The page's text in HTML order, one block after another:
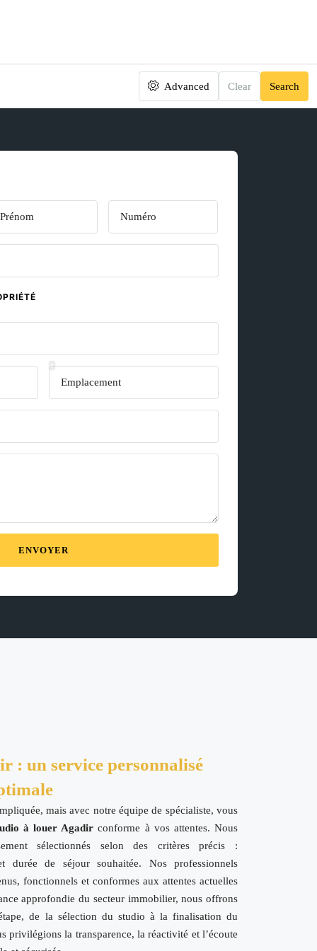
Advanced Clear Search
ENVOYER
: un service personnalisé
mais avec notre équipe de spécialiste, vous
à louer Agadirconforme à vos attentes. Nous
sélectionnés selon des critères précis :
durée de séjour souhaitée. Nos professionnels
fonctionnels et conformes aux attentes actuelles
approfondie du secteur immobilier, nous offrons
de la sélection du studio à la finalisation du
privilégions la transparence, la réactivité et l’écoute